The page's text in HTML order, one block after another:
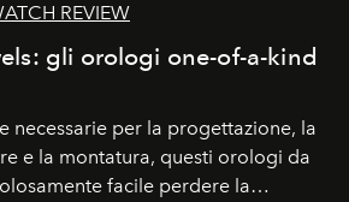
REVIEW
gli orologi one-of-a-kind
necessarie per la progettazione, la
e la montatura, questi orologi da
facile perdere la